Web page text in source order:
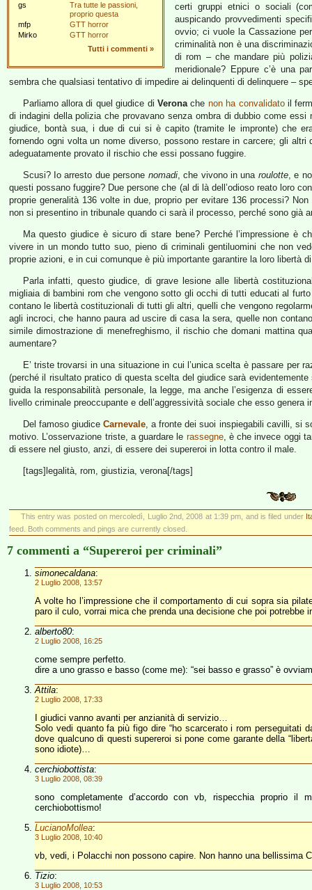
gs
Tra tutte le passioni,
proprio questa
mfp
GTT horror
Mirko
GTT horror
Tutti i commenti »
certi gruppi etnici o sociali
auspicando provvedimenti
ovvio; ci vuole la Cassazione
criminalità non è una
di rom – che mandare più
meridionale? Eppure c’è una
sembra che qualsiasi tentativo di impedire ai delinquenti di delinquere –
Parliamo allora di quel giudice di Veronache non ha convalidatoil
di indagini della polizia che provavano senza ombra di dubbio come
giudice, bontà sua, i due di cui si è capito (tramite le impronte) che
fornendo ogni volta un nome diverso, possono restare in carcere; gli
adeguatamente provato il rischio che essi possano fuggire.
Scusi? Io arresto due persone nomadi, che vivono in una roulotte, e
questi possano fuggire? Due persone che (al di là dell’odioso reato loro
proprie generalità 136 volte in due, proprio per evitare 136 processi?
non si presentino in tribunale quando ci sarà il processo, perché sono già
Ma questo giudice è sicuro di stare bene? Perché l’impressione è
vivere in un mondo tutto suo, pieno di criminali gentiluomini che non
proprie azioni, e in cui comunque è più importante garantire la loro libertà
Parla infatti, questo giudice, di grave lesione alle libertà
migliaia di bambini rom che vengono sotto gli occhi di tutti educati al
contano le libertà costituzionali di tutti gli altri, quelli che vengono
agli incroci, che hanno paura ad uscire di casa la sera, quelle non
simile dimostrazione di menefreghismo, il rischio che domani mattina
aumentare?
E’ triste trovarsi in una situazione in cui l’unica scelta è passare per
(perché il risultato pratico di questa scelta del giudice sarà
guida la responsabilità personale, la legge, ma anche l’esigenza di
livello criminale preoccupante e dell’aggressività sociale che esso
Del famoso giudice Carnevale, a fronte dei suoi inspiegabili cavilli, si
motivo. L’osservazione triste, a guardare le rassegne, è che invece oggi
di essere nel giusto, anzi, di essere dei supereroi in lotta contro il male.
[tags]legalità, rom, giustizia, verona[/tags]
This entry was posted on mercoledì, Luglio 2nd, 2008 at 1:39 pm, and is filed under
feed. Both comments and pings are currently closed.
7 commenti a “Supereroi per criminali”
simonecaldana:
2 Luglio 2008, 13:57
A volte ho l’impressione che il comportamento di cui sopra sia
paro il culo, vorrai mica che prenda una decisione che poi potrebbe
alberto80:
2 Luglio 2008, 16:25
come sempre perfetto.
dire a uno grasso e basso (come me): “sei basso e grasso” è
Attila:
2 Luglio 2008, 17:33
I giudici vanno avanti per anzianità di servizio…
Solo vedi quanto fa più figo dire “ho scarcerato i rom perseguitati
dove qualcuno di questi supereroi si pone come garante della
sono idiote)…
cerchiobottista:
3 Luglio 2008, 08:39
sono completamente d’accordo con vb, rispecchia proprio il
cerchiobottismo!
LucianoMollea:
3 Luglio 2008, 10:40
vb, vedi, i Polacchi non possono capire. Non hanno una bellissima
Tizio:
3 Luglio 2008, 10:53